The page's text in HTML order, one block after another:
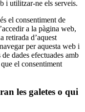
i utilitzar-ne els serveis.
el consentiment de
a la pàgina web,
retirada d’aquest
per aquesta web i
dades efectuades amb
el consentiment
les galetes o qui